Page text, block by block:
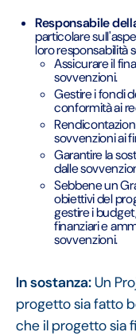
Responsabile
particolare
loro responsabilità
Assicurare il
sovvenzioni.
Gestire i fondi
conformità ai
sovvenzioni ai
Garantire la
dalle
Sebbene un
obiettivi del
gestire i
finanziari e
sovvenzioni.
In sostanza:Un
progetto sia fatto
che il progetto sia